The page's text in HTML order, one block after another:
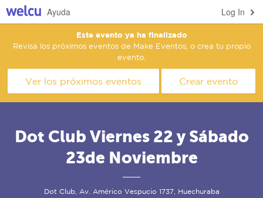
Log In
Ayuda
Este evento ya ha finalizado
Revisa los próximos eventos de Make Eventos, o crea tu propio
evento.
Ver los próximos eventos Crear evento
Dot Club Viernes 22 y Sábado
23de Noviembre
Dot Club, Av. Américo Vespucio 1737, Huechuraba